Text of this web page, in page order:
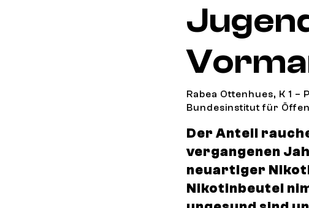
Rabea Ottenhues, K 1
Bundesinstitut für
Der Anteil
vergangenen
neuartiger
Nikotinbeutel